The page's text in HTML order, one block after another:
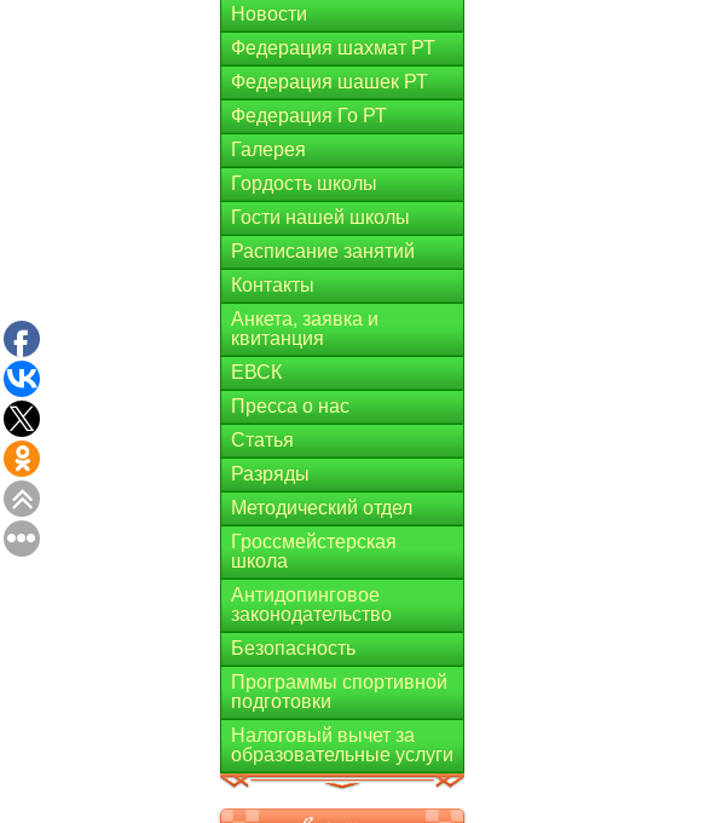
Новости
Федерация шахмат РТ
Федерация шашек РТ
Федерация Го РТ
Галерея
Гордость школы
Гости нашей школы
Расписание занятий
Контакты
Анкета, заявка и
квитанция
ЕВСК
Пресса о нас
Статья
Разряды
Методический отдел
Гроссмейстерская
школа
Антидопинговое
законодательство
Безопасность
Программы спортивной
подготовки
Налоговый вычет за
образовательные услуги